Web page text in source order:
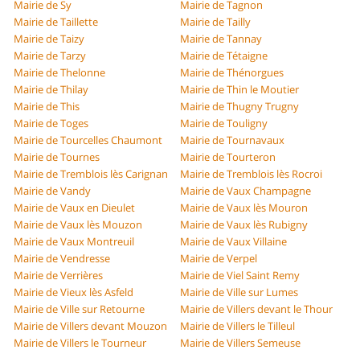
Mairie de Sy
Mairie de Tagnon
Mairie de Taillette
Mairie de Tailly
Mairie de Taizy
Mairie de Tannay
Mairie de Tarzy
Mairie de Tétaigne
Mairie de Thelonne
Mairie de Thénorgues
Mairie de Thilay
Mairie de Thin le Moutier
Mairie de This
Mairie de Thugny Trugny
Mairie de Toges
Mairie de Touligny
Mairie de Tourcelles Chaumont
Mairie de Tournavaux
Mairie de Tournes
Mairie de Tourteron
Mairie de Tremblois lès Carignan
Mairie de Tremblois lès Rocroi
Mairie de Vandy
Mairie de Vaux Champagne
Mairie de Vaux en Dieulet
Mairie de Vaux lès Mouron
Mairie de Vaux lès Mouzon
Mairie de Vaux lès Rubigny
Mairie de Vaux Montreuil
Mairie de Vaux Villaine
Mairie de Vendresse
Mairie de Verpel
Mairie de Verrières
Mairie de Viel Saint Remy
Mairie de Vieux lès Asfeld
Mairie de Ville sur Lumes
Mairie de Ville sur Retourne
Mairie de Villers devant le Thour
Mairie de Villers devant Mouzon
Mairie de Villers le Tilleul
Mairie de Villers le Tourneur
Mairie de Villers Semeuse